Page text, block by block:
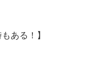
ある！】